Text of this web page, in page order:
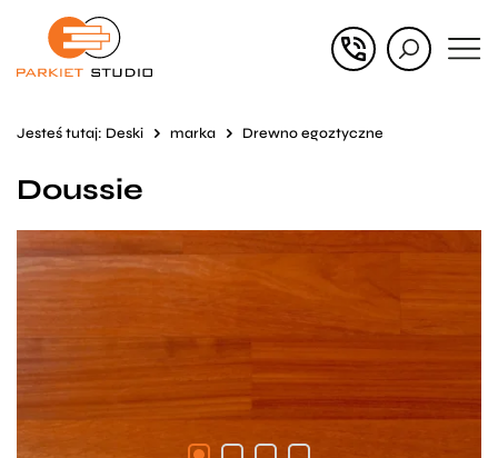
Przejdź
Przejdź
stopce
Jesteś tutaj: Deski marka Drewno egoztyczne
Doussie